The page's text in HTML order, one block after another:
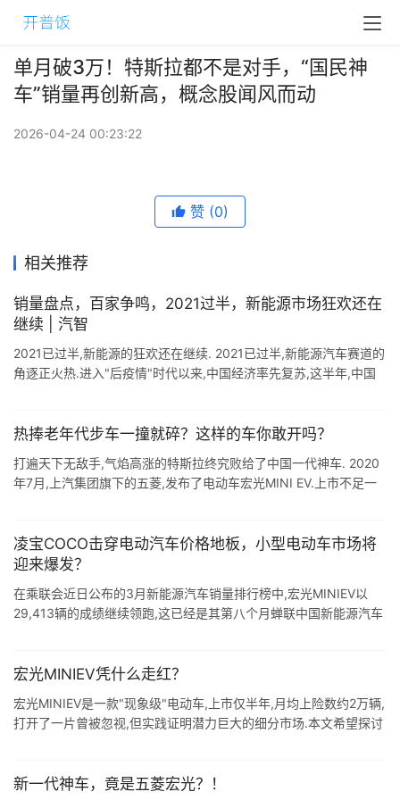
单月破3万！特斯拉都不是对手，“国民神
车”销量再创新高，概念股闻风而动
2026-04-24 00:23:22
赞 (0)
相关推荐
销量盘点，百家争鸣，2021过半，新能源市场狂欢还在
继续 | 汽智
2021已过半,新能源的狂欢还在继续. 2021已过半,新能源汽车赛道的
角逐正火热.进入"后疫情"时代以来,中国经济率先复苏,这半年,中国
热捧老年代步车一撞就碎？这样的车你敢开吗？
打遍天下无敌手,气焰高涨的特斯拉终究败给了中国一代神车. 2020
年7月,上汽集团旗下的五菱,发布了电动车宏光MINI EV.上市不足一
凌宝COCO击穿电动汽车价格地板，小型电动车市场将
迎来爆发？
在乘联会近日公布的3月新能源汽车销量排行榜中,宏光MINIEV以
29,413辆的成绩继续领跑,这已经是其第八个月蝉联中国新能源汽车
宏光MINIEV凭什么走红？
宏光MINIEV是一款"现象级"电动车,上市仅半年,月均上险数约2万辆,
打开了一片曾被忽视,但实践证明潜力巨大的细分市场.本文希望探讨
新一代神车，竟是五菱宏光？！